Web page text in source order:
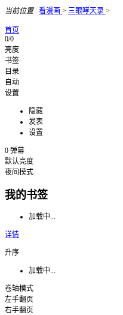
当前位置: 看漫画 > 三眼哮天录 >
首页
0/0
亮度
书签
目录
自动
设置
隐藏
发表
设置
0 弹幕
默认亮度
夜间模式
我的书签
加载中...
详情
升序
加载中...
卷轴模式
左手翻页
右手翻页